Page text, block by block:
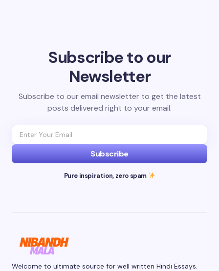
Subscribe to our
Newsletter
Subscribe to our email newsletter to get the latest
posts delivered right to your email.
Subscribe
Pure inspiration, zero spam
Welcome to ultimate source for well written Hindi Essays.